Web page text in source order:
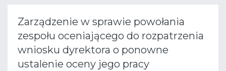
Zarządzenie w sprawie powołania
zespołu oceniającego do rozpatrzenia
wniosku dyrektora o ponowne
ustalenie oceny jego pracy